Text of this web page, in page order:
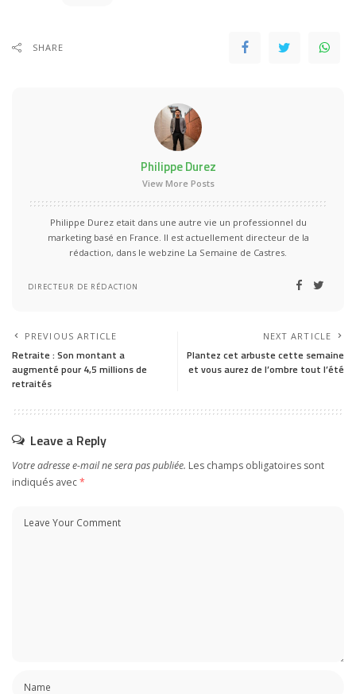
SHARE
Philippe Durez
View More Posts
Philippe Durez etait dans une autre vie un professionnel du
marketing basé en France. Il est actuellement directeur de la
rédaction, dans le webzine La Semaine de Castres.
DIRECTEUR DE RÉDACTION
PREVIOUS ARTICLE
Retraite : Son montant a
augmenté pour 4,5 millions de
retraités
NEXT ARTICLE
Plantez cet arbuste cette semaine
et vous aurez de l’ombre tout l’été
Leave a Reply
Votre adresse e-mail ne sera pas publiée. Les champs obligatoires sont
indiqués avec*